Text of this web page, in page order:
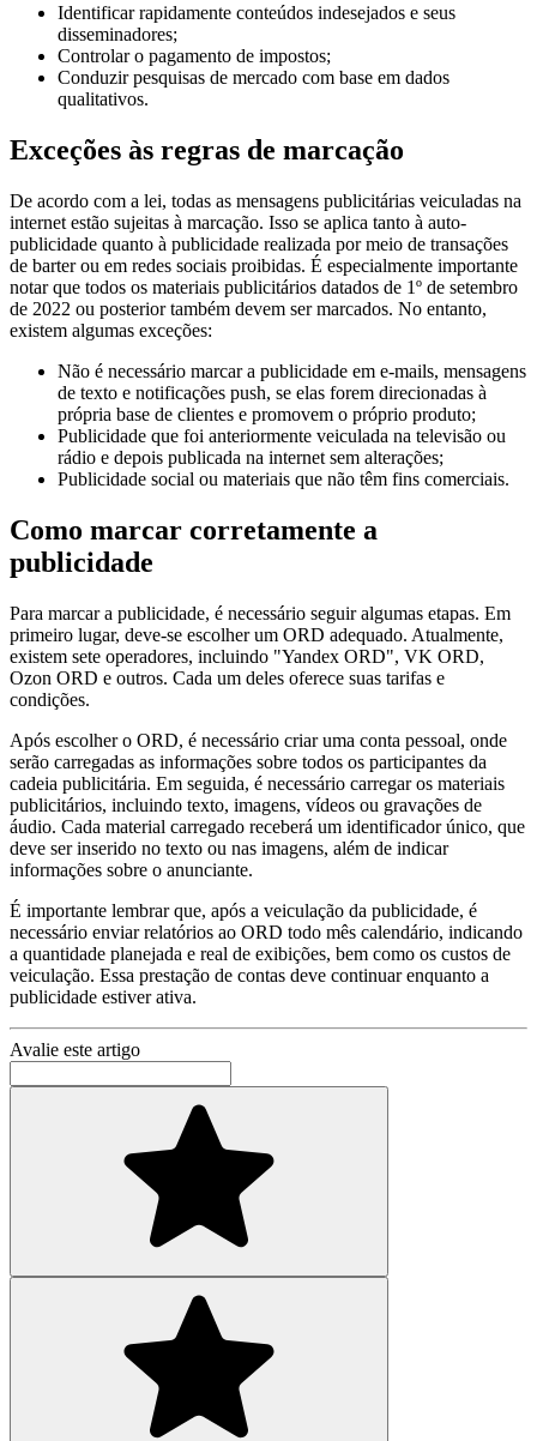
Identificar rapidamente conteúdos indesejados e seus
disseminadores;
Controlar o pagamento de impostos;
Conduzir pesquisas de mercado com base em dados
qualitativos.
Exceções às regras de marcação
De acordo com a lei, todas as mensagens publicitárias veiculadas na
internet estão sujeitas à marcação. Isso se aplica tanto à auto-
publicidade quanto à publicidade realizada por meio de transações
de barter ou em redes sociais proibidas. É especialmente importante
notar que todos os materiais publicitários datados de 1º de setembro
de 2022 ou posterior também devem ser marcados. No entanto,
existem algumas exceções:
Não é necessário marcar a publicidade em e-mails, mensagens
de texto e notificações push, se elas forem direcionadas à
própria base de clientes e promovem o próprio produto;
Publicidade que foi anteriormente veiculada na televisão ou
rádio e depois publicada na internet sem alterações;
Publicidade social ou materiais que não têm fins comerciais.
Como marcar corretamente a
publicidade
Para marcar a publicidade, é necessário seguir algumas etapas. Em
primeiro lugar, deve-se escolher um ORD adequado. Atualmente,
existem sete operadores, incluindo "Yandex ORD", VK ORD,
Ozon ORD e outros. Cada um deles oferece suas tarifas e
condições.
Após escolher o ORD, é necessário criar uma conta pessoal, onde
serão carregadas as informações sobre todos os participantes da
cadeia publicitária. Em seguida, é necessário carregar os materiais
publicitários, incluindo texto, imagens, vídeos ou gravações de
áudio. Cada material carregado receberá um identificador único, que
deve ser inserido no texto ou nas imagens, além de indicar
informações sobre o anunciante.
É importante lembrar que, após a veiculação da publicidade, é
necessário enviar relatórios ao ORD todo mês calendário, indicando
a quantidade planejada e real de exibições, bem como os custos de
veiculação. Essa prestação de contas deve continuar enquanto a
publicidade estiver ativa.
Avalie este artigo